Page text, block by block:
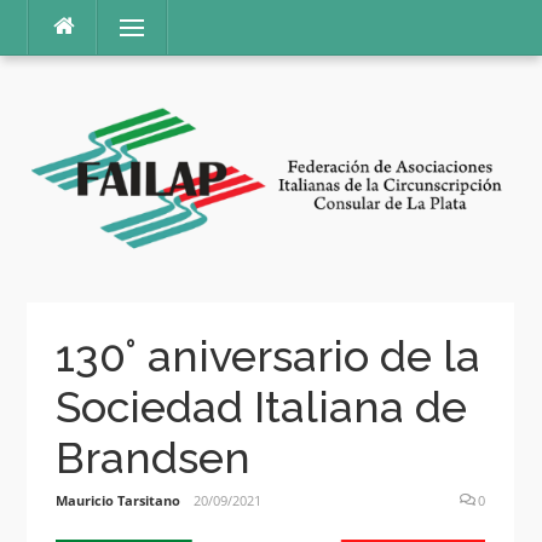
contenido
Menú
130° aniversario de la
Sociedad Italiana de
Brandsen
Mauricio Tarsitano 20/09/2021 0